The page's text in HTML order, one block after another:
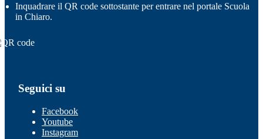
Inquadrare il QR code sottostante per entrare nel portale Scuola
in Chiaro.
Seguici su
Facebook
Youtube
Instagram